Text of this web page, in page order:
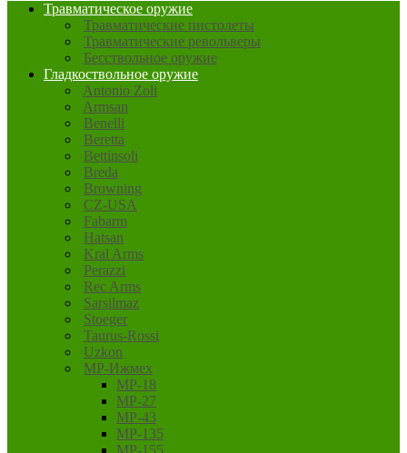
Травматическое оружие
Травматические пистолеты
Травматические револьверы
Бесствольное оружие
Гладкоствольное оружие
Antonio Zoli
Armsan
Benelli
Beretta
Bettinsoli
Breda
Browning
CZ-USA
Fabarm
Hatsan
Kral Arms
Perazzi
Rec Arms
Sarsilmaz
Stoeger
Taurus-Rossi
Uzkon
MP-Ижмех
MP-18
MP-27
MP-43
MP-135
MP-155